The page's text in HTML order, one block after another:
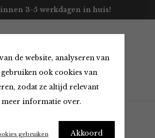
de website, analyseren van
ook cookies van
zodat ze altijd relevant
informatie over.
Akkoord
gebruiken
3-5 werkdagen in huis!
Contact